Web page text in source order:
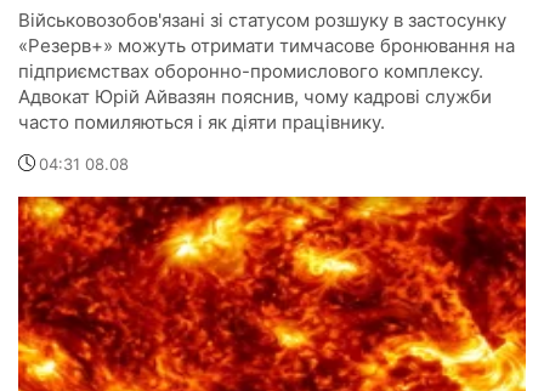
Військовозобов'язані зі статусом розшуку в застосунку
«Резерв+» можуть отримати тимчасове бронювання на
підприємствах оборонно-промислового комплексу.
Адвокат Юрій Айвазян пояснив, чому кадрові служби
часто помиляються і як діяти працівнику.
04:31 08.08